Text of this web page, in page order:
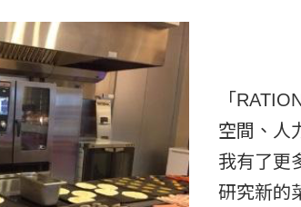
「
空間、人
我有了更
研究新的